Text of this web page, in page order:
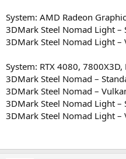
System: AMD Radeon
3DMark Steel Nomad Light –
3DMark Steel Nomad Light –
System: RTX 4080, 7800X3D,
3DMark Steel Nomad –
3DMark Steel Nomad –
3DMark Steel Nomad Light –
3DMark Steel Nomad Light –